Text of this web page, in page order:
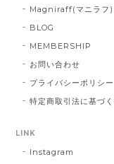
Magniraff(マニラフ)
BLOG
MEMBERSHIP
お問い合わせ
プライバシーポリシー
特定商取引法に基づ
LINK
Instagram